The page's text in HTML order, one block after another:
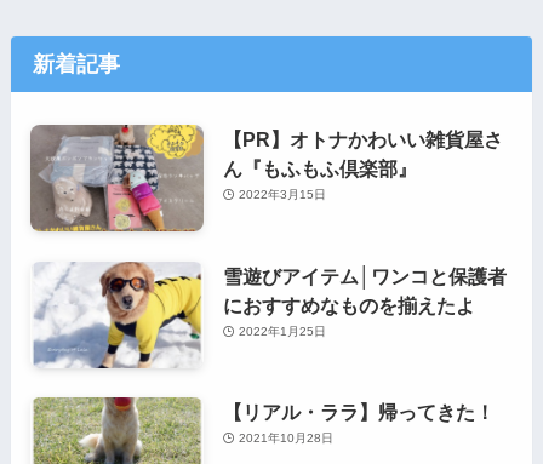
新着記事
【PR】オトナかわいい雑貨屋さ
ん『もふもふ倶楽部』
2022年3月15日
雪遊びアイテム│ワンコと保護者
におすすめなものを揃えたよ
2022年1月25日
【リアル・ララ】帰ってきた！
2021年10月28日